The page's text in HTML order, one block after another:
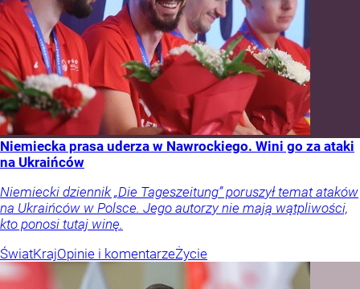
Niemiecka prasa uderza w Nawrockiego. Wini go za ataki
na Ukraińców
Niemiecki dziennik „Die Tageszeitung” poruszył temat ataków
na Ukraińców w Polsce. Jego autorzy nie mają wątpliwości,
kto ponosi tutaj winę.
ŚwiatKrajOpinie i komentarzeŻycie